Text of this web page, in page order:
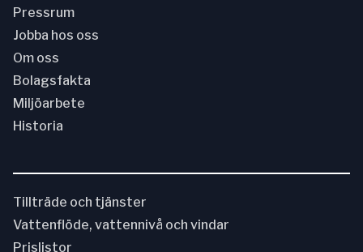
Pressrum
Jobba hos oss
Om oss
Bolagsfakta
Miljöarbete
Historia
Tillträde och tjänster
Vattenflöde, vattennivå och vindar
Prislistor